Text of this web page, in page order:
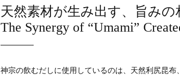
天然素材が生み出す、旨みの
The Synergy of “Umami”
神宗の飲むだしに使用しているのは、天然利尻昆